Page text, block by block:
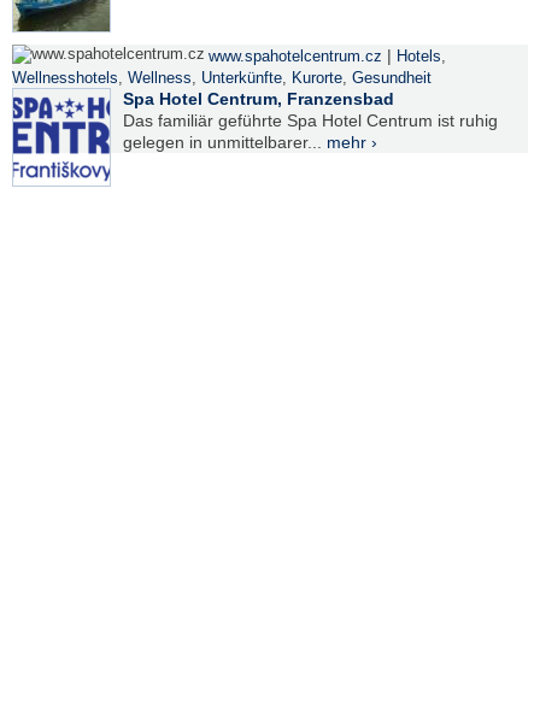
www.spahotelcentrum.cz | Hotels,
Wellnesshotels, Wellness, Unterkünfte, Kurorte, Gesundheit
Spa Hotel Centrum, Franzensbad
Das familiär geführte Spa Hotel Centrum ist ruhig
gelegen in unmittelbarer... mehr ›